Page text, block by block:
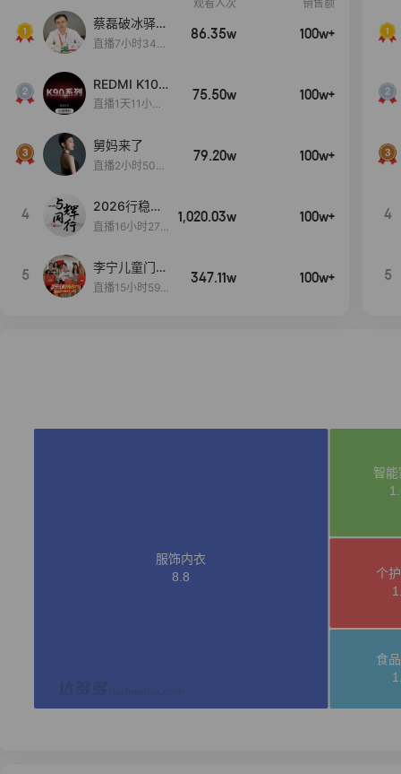
观看人次 销售额
蔡磊破冰驿站
直播间好物分
直播7小时34分
86.35w 100w+
REDMI K100
Pro系列新品
启！
直播1天11小时9
75.50w 100w+
舅妈来了
直播2小时50分
79.20w 100w+
4
2026行稳致
远
直播16小时27
1,020.03w 100w+
5
李宁儿童门店
爆款赤兔8pr
直播15小时59
347.11w 100w+
4
5